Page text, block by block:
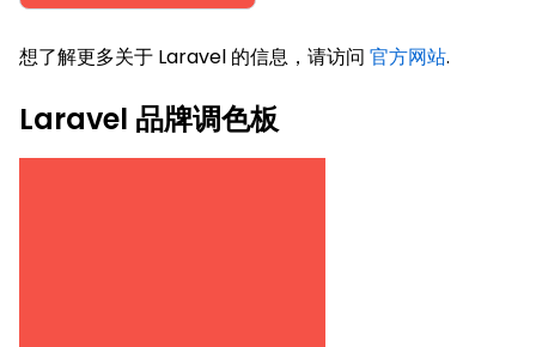
想了解更多关于 Laravel 的信息，请访问 官方网站.
Laravel 品牌调色板